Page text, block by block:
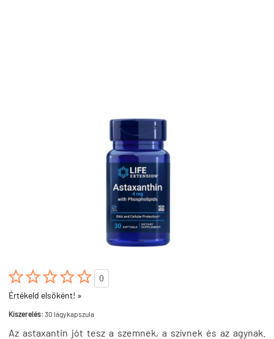

0
Értékeld elsőként! »
Kiszerelés: 30 lágykapszula
Az astaxantin jót tesz a szemnek, a szívnek és az agynak.